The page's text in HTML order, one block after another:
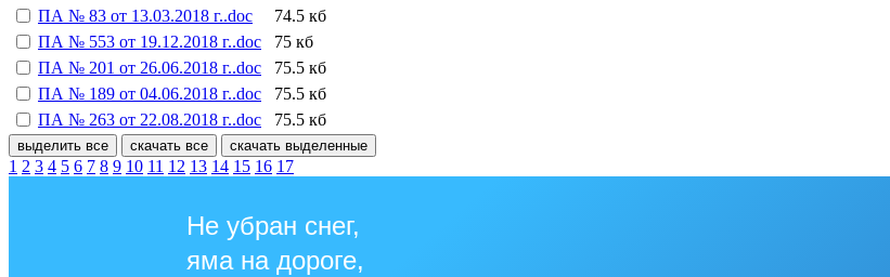
ПА № 83 от 13.03.2018 г..doc
74.5 кб
ПА № 553 от 19.12.2018 г..doc
75 кб
ПА № 201 от 26.06.2018 г..doc
75.5 кб
ПА № 189 от 04.06.2018 г..doc
75.5 кб
ПА № 263 от 22.08.2018 г..doc
75.5 кб
выделить все скачать все скачать выделенные
1 2 3 4 5 6 7 8 9 10 11 12 13 14 15 16 17
Не убран снег,
яма на дороге,